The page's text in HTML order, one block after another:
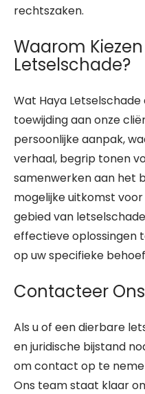
rechtszaken.
Waarom
Letselschade?
Wat Haya
toewijding aan onze
persoonlijke aanpak,
verhaal, begrip tonen
samenwerken aan het
mogelijke uitkomst
gebied van
effectieve oplossingen
op uw specifieke
Contacteer Ons
Als u of een dierbare
en juridische bijstand
om contact op te
Ons team staat klaar